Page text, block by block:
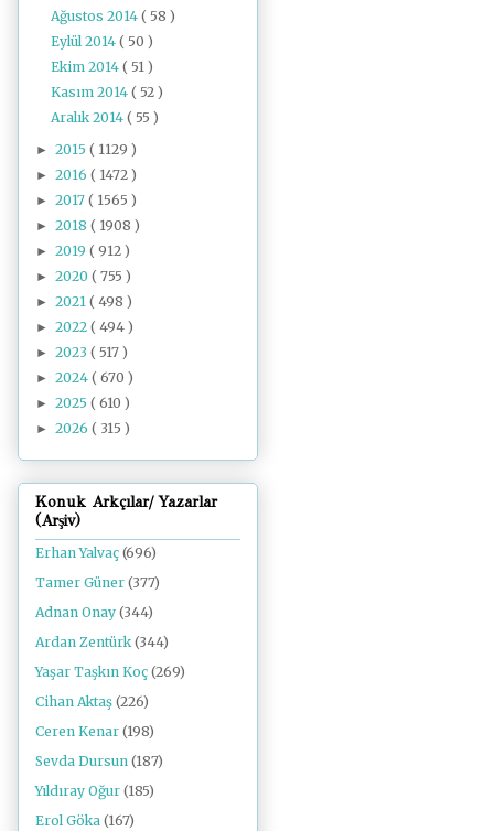
Ağustos 2014( 58 )
Eylül 2014( 50 )
Ekim 2014( 51 )
Kasım 2014( 52 )
Aralık 2014( 55 )
► 2015 ( 1129 )
► 2016 ( 1472 )
► 2017 ( 1565 )
► 2018 ( 1908 )
► 2019 ( 912 )
► 2020 ( 755 )
► 2021 ( 498 )
► 2022 ( 494 )
► 2023 ( 517 )
► 2024 ( 670 )
► 2025 ( 610 )
► 2026 ( 315 )
Konuk Arkçılar/ Yazarlar
(Arşiv)
Erhan Yalvaç (696)
Tamer Güner (377)
Adnan Onay (344)
Ardan Zentürk (344)
Yaşar Taşkın Koç (269)
Cihan Aktaş (226)
Ceren Kenar (198)
Sevda Dursun (187)
Yıldıray Oğur (185)
Erol Göka (167)